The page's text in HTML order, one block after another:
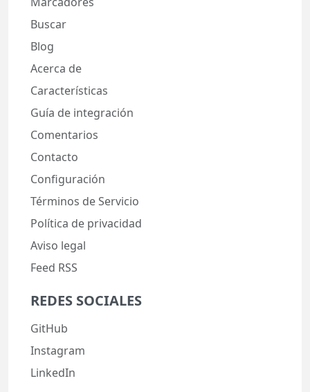
Buscar
Blog
Acerca de
Características
Guía de integración
Comentarios
Contacto
Configuración
Términos de Servicio
Política de privacidad
Aviso legal
Feed RSS
REDES SOCIALES
GitHub
Instagram
LinkedIn